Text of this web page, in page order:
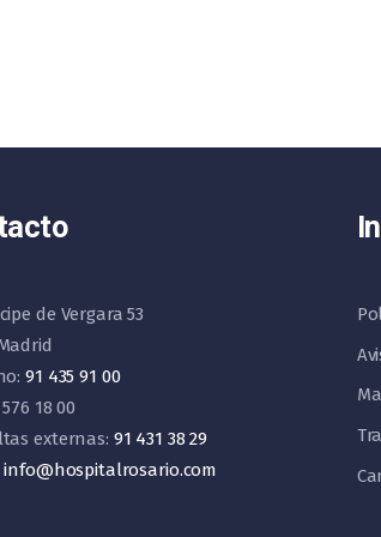
de Vergara 53
91 435 91 00
18 00
externas: 91 431 38 29
info@hospitalrosario.com